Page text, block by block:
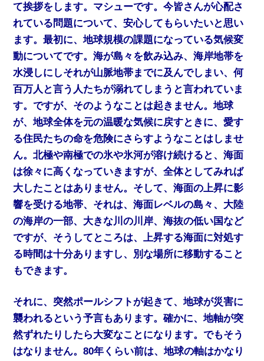
て挨拶をします。マシューです。今皆さんが心配さ
れている問題について、安心してもらいたいと思い
ます。最初に、地球規模の課題になっている気候変
動についてです。海が島々を飲み込み、海岸地帯を
水浸しにしそれが山脈地帯までに及んでしまい、何
百万人と言う人たちが溺れてしまうと言われていま
す。ですが、そのようなことは起きません。地球
が、地球全体を元の温暖な気候に戻すときに、愛す
る住民たちの命を危険にさらすようなことはしませ
ん。北極や南極での氷や氷河が溶け続けると、海面
は徐々に高くなっていきますが、全体としてみれば
大したことはありません。そして、海面の上昇に影
響を受ける地帯、それは、海面レベルの島々、大陸
の海岸の一部、大きな川の川岸、海抜の低い国など
ですが、そうしてところは、上昇する海面に対処す
る時間は十分ありますし、別な場所に移動すること
もできます。
それに、突然ポールシフトが起きて、地球が災害に
襲われるという予言もあります。確かに、地軸が突
然ずれたりしたら大変なことになります。でもそう
はなりません。80年くらい前は、地球の軸はかなり